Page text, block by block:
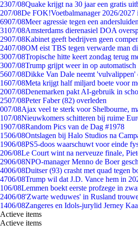
2307/08Quake krijgt na 30 jaar een gratis
207/08De FOK!Voetbalmanager 2026/2027
6907/08Meer agressie tegen een
3107/08Amsterdams dierenasiel DOA
2907/08Kabinet geeft bedrijven geen
2407/08OM eist TBS tegen verwarde man
3007/08Tropische hitte keert zondag terug
3007/08Trump grijpt weer in op
5607/08Dikke Van Dale neemt 'vulvalippen'
1607/08Meta krijgt half miljard boete voor
2007/08Denemarken pakt AI-gebruik in
2507/08Peter Faber (82) overleden
007/08Ajax veel te sterk voor Shelbourne,
107/08Nieuwkomers schitteren bij ruime
1907/08Random Pics van de Dag #1978
1506/08Ontslagen bij Halo Studios na
1906/08PS5-doos waarschuwt voor einde
206/08Le Court wint na nerveuze finale,
2906/08NPO-manager Menno de Boer
4006/08Duitser (93) crasht met quad tegen
4706/08Trump wil dat J.D. Vance hem in
106/08Lemmen boekt eerste profzege in
2406/08'Zwarte weduwes' in Rusland
1406/08Zangeres en Idols-jurylid Jerney
Actieve items
Actieve items